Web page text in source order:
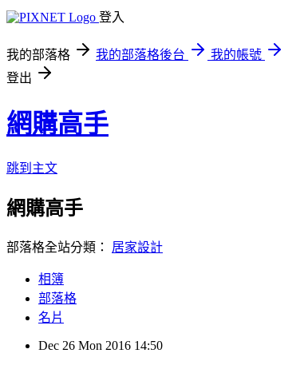
登入
我的部落格 我的部落格後台
我的帳號
登出
網購高手
跳到主文
網購高手
部落格全站分類： 居家設計
相簿
部落格
名片
Dec 26 Mon 2016 14:50